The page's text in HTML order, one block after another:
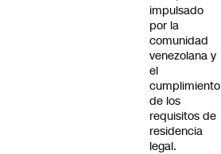
impulsado
por la
comunidad
venezolana y
el
cumplimiento
de los
requisitos de
residencia
legal.